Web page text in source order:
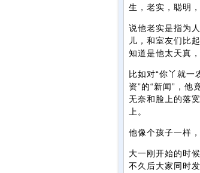
生，老实，聪明
说他老实是指为
儿，和室友们比
知道是他太天真
比如对“你丫就一
资”的“新闻”，
无奈和脸上的落
上。
他像个孩子一样
大一刚开始的时
不久后大家同时